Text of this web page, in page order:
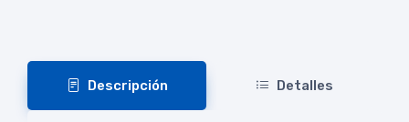
Descripción Detalles